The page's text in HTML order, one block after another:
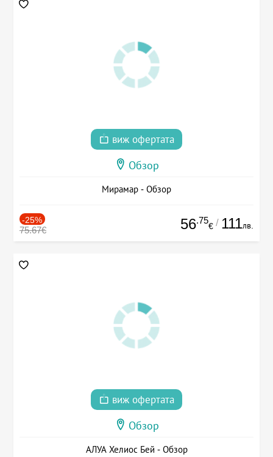
виж офертата
Обзор
Мирамар - Обзор
-25%
75.67€ 56.75
€ / 111лв.
виж офертата
Обзор
АЛУА Хелиос Бей - Обзор